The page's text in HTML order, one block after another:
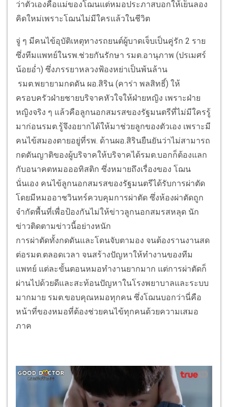
ว่าตัวเองคือแม่ของโฌนแต่หมอประภาสบอกให้เย็นลอง
คิดใหม่เพราะโฌนไม่มีใครแล้วในชีวิต
จู่ ๆ มีคนไข้อุบัติเหตุทางรถยนต์ผู้บาดเจ็บเป็นคู่รัก 2 ราย
ซึ่งทีมแพทย์ในรพ.ช่วยกันรักษา รมต.อานุภาพ (ปรเมศร์
น้อยอ่ำ) ซึ่งภรรยาหลวงฟ้องหย่าเป็นพ้นล้าน
รมต.พยายามกดดัน ผอ.สิริน (คาร่า พลสิทธิ์) ให้
ครอบครัวฝ่ายชายบริจาคหัวใจให้ฝ่ายหญิง เพราะฝ่าย
หญิงจริง ๆ แล้วคือลูกนอกสมรสของรัฐมนตรีที่ไม่มีใครรู้
มาก่อนรมต.รู้จึงอยากได้ให้มาช่วยลูกของตัวเอง เพราะมี
คนไข้สมองตายอยู่ที่รพ. ด้านผอ.สิรินยืนยันว่าไม่สามารถ
กดดันญาติของผู้บริจาคให้บริจาคได้รมต.บอกก็ต้องแลก
กับอนาคตหมอออทิสติก ซึ่งหมายถึงเรื่องของ โฌน
นั่นเอง คนไข้ลูกนอกสมรสของรัฐมนตรีได้รับการผ่าตัด
โดยมีหมออาชวินทร์ควบคุมการผ่าตัด ซึ่งห้องผ่าตัดถูก
จำกัดพื้นที่เพื่อป้องกันไม่ให้ข่าวลูกนอกสมรสหลุด นัก
ข่าวติดตามข่าวนี้อย่างหนัก
การผ่าตัดทั้งกดดันและโดนจับตามอง จนต้องรานงานสด
ต่อรมต.ตลอดเวลา จนสร้างปัญหาให้ทำงานของทีม
แพทย์ แต่ละขั้นตอนหมอทำงานยากมาก แต่การผ่าตัดก็
ผ่านไปด้วยดีและสะท้อนปัญหาในโรงพยาบาลและระบบ
มากมาย รมต.ขอบคุณหมอทุกคน ซึ่งโฌนบอกว่านี่คือ
หน้าที่ของหมอที่ต้องช่วยคนไข้ทุกคนด้วยความเสมอ
ภาค